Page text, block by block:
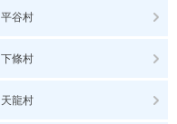
平谷村
下條村
天龍村